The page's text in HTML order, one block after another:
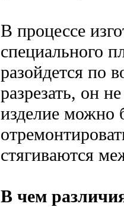
В процессе
специального
разойдется по
разрезать, он
изделие можно
стягиваются
В чем